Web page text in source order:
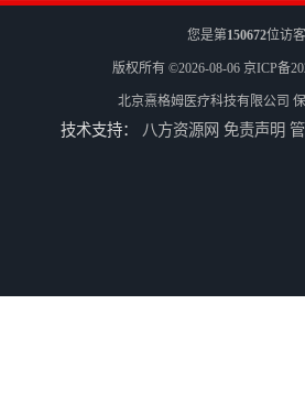
您是第150672位访客
版权所有 ©2026-08-06 京ICP备
北京熹格姆医疗科技有限公司
技术支持： 八方资源网 免责声明